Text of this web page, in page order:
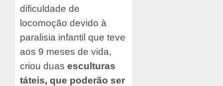
dificuldade de
locomoção devido à
paralisia infantil que teve
aos 9 meses de vida,
criou duas esculturas
táteis, que poderão ser